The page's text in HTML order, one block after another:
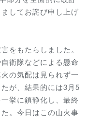
してお詫び申し上げ
をもたらしました。
自衛隊などによる懸命
の気配は見られず一
が、結果的には3月5
挙に鎮静化し、最終
。今日はこの山火事